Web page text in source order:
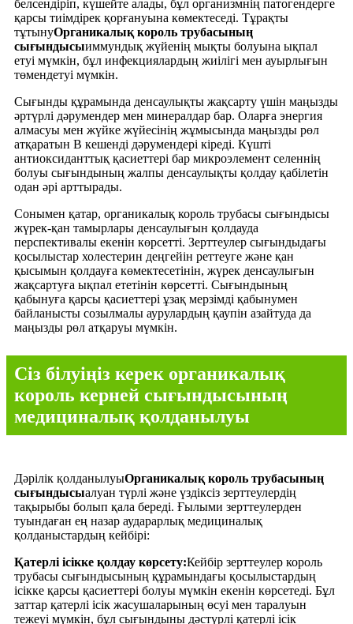
белсендіріп, күшейте алады, бұл организмнің патогендерге
қарсы тиімдірек қорғануына көмектеседі. Тұрақты
тұтынуОрганикалық король трубасының
сығындысыиммундық жүйенің мықты болуына ықпал
етуі мүмкін, бұл инфекциялардың жиілігі мен ауырлығын
төмендетуі мүмкін.
Сығынды құрамында денсаулықты жақсарту үшін маңызды
әртүрлі дәрумендер мен минералдар бар. Оларға энергия
алмасуы мен жүйке жүйесінің жұмысында маңызды рөл
атқаратын В кешенді дәрумендері кіреді. Күшті
антиоксиданттық қасиеттері бар микроэлемент селеннің
болуы сығындының жалпы денсаулықты қолдау қабілетін
одан әрі арттырады.
Сонымен қатар, органикалық король трубасы сығындысы
жүрек-қан тамырлары денсаулығын қолдауда
перспективалы екенін көрсетті. Зерттеулер сығындыдағы
қосылыстар холестерин деңгейін реттеуге және қан
қысымын қолдауға көмектесетінін, жүрек денсаулығын
жақсартуға ықпал ететінін көрсетті. Сығындының
қабынуға қарсы қасиеттері ұзақ мерзімді қабынумен
байланысты созылмалы аурулардың қаупін азайтуда да
маңызды рөл атқаруы мүмкін.
Сіз білуіңіз керек органикалық
король керней сығындысының
медициналық қолданылуы
Дәрілік қолданылуыОрганикалық король трубасының
сығындысыалуан түрлі және үздіксіз зерттеулердің
тақырыбы болып қала береді. Ғылыми зерттеулерден
туындаған ең назар аударарлық медициналық
қолданыстардың кейбірі:
Қатерлі ісікке қолдау көрсету:Кейбір зерттеулер король
трубасы сығындысының құрамындағы қосылыстардың
ісікке қарсы қасиеттері болуы мүмкін екенін көрсетеді. Бұл
заттар қатерлі ісік жасушаларының өсуі мен таралуын
тежеуі мүмкін, бұл сығындыны дәстүрлі қатерлі ісік